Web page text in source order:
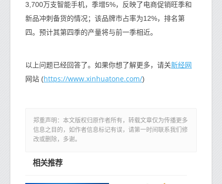
3,700万支智能手机，季增5%，反映了电商促销旺季和
新品冲刺备货的情况；该品牌市占率为12%，排名第
四。预计其第四季的产量将与前一季相近。
以上问题已经回答了。如果你想了解更多，请关新经网
网站 (https://www.xinhuatone.com/)
郑重声明：本文版权归原作者所有，转载文章仅为传播更多
信息之目的，如作者信息标记有误，请第一时间联系我们修
改或删除，多谢。
相关推荐